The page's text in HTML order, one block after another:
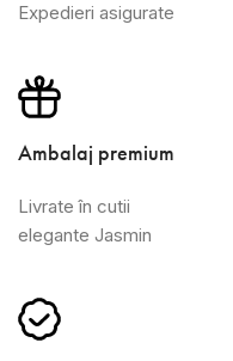
Expedieri asigurate
Ambalaj premium
Livrate în cutii
elegante Jasmin